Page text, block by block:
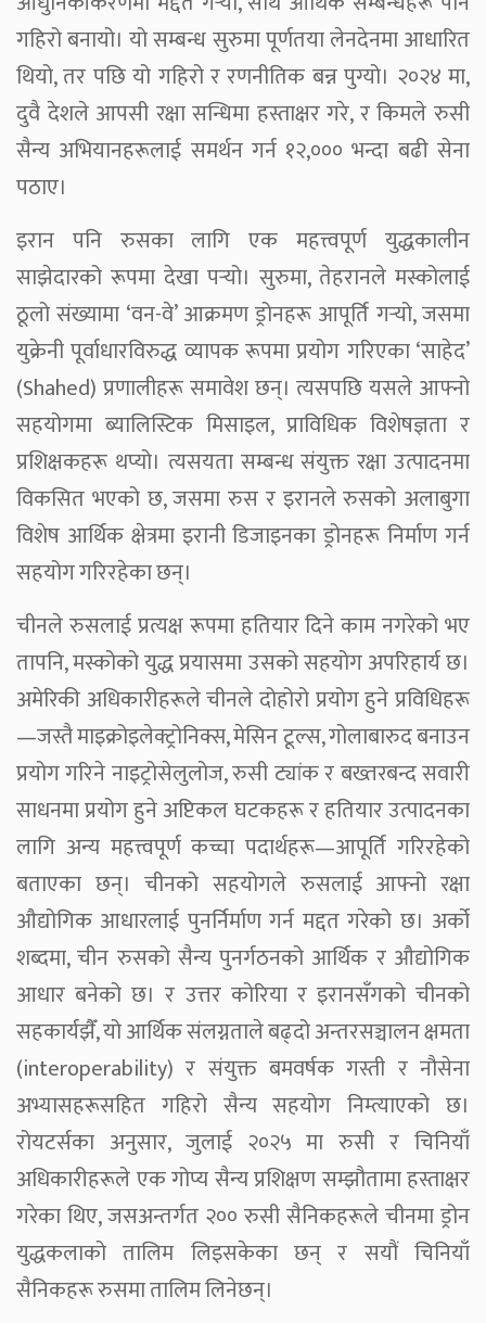
गहिरो बनायो। यो सम्बन्ध सुरुमा पूर्णतया लेनदेनमा आधारित
थियो, तर पछि यो गहिरो र रणनीतिक बन्न पुग्यो। २०२४ मा,
दुवै देशले आपसी रक्षा सन्धिमा हस्ताक्षर गरे, र किमले रुसी
सैन्य अभियानहरूलाई समर्थन गर्न १२,००० भन्दा बढी सेना
पठाए।
इरान पनि रुसका लागि एक महत्त्वपूर्ण युद्धकालीन
साझेदारको रूपमा देखा पर्‍यो। सुरुमा, तेहरानले मस्कोलाई
ठूलो संख्यामा ‘वन-वे’ आक्रमण ड्रोनहरू आपूर्ति गर्‍यो, जसमा
युक्रेनी पूर्वाधारविरुद्ध व्यापक रूपमा प्रयोग गरिएका ‘साहेद’
(Shahed) प्रणालीहरू समावेश छन्। त्यसपछि यसले आफ्नो
सहयोगमा ब्यालिस्टिक मिसाइल, प्राविधिक विशेषज्ञता र
प्रशिक्षकहरू थप्यो। त्यसयता सम्बन्ध संयुक्त रक्षा उत्पादनमा
विकसित भएको छ, जसमा रुस र इरानले रुसको अलाबुगा
विशेष आर्थिक क्षेत्रमा इरानी डिजाइनका ड्रोनहरू निर्माण गर्न
सहयोग गरिरहेका छन्।
चीनले रुसलाई प्रत्यक्ष रूपमा हतियार दिने काम नगरेको भए
तापनि, मस्कोको युद्ध प्रयासमा उसको सहयोग अपरिहार्य छ।
अमेरिकी अधिकारीहरूले चीनले दोहोरो प्रयोग हुने प्रविधिहरू
—जस्तै माइक्रोइलेक्ट्रोनिक्स, मेसिन टूल्स, गोलाबारुद बनाउन
प्रयोग गरिने नाइट्रोसेलुलोज, रुसी ट्यांक र बख्तरबन्द सवारी
साधनमा प्रयोग हुने अप्टिकल घटकहरू र हतियार उत्पादनका
लागि अन्य महत्त्वपूर्ण कच्चा पदार्थहरू—आपूर्ति गरिरहेको
बताएका छन्। चीनको सहयोगले रुसलाई आफ्नो रक्षा
औद्योगिक आधारलाई पुनर्निर्माण गर्न मद्दत गरेको छ। अर्को
शब्दमा, चीन रुसको सैन्य पुनर्गठनको आर्थिक र औद्योगिक
आधार बनेको छ। र उत्तर कोरिया र इरानसँगको चीनको
सहकार्यझैँ, यो आर्थिक संलग्नताले बढ्दो अन्तरसञ्चालन क्षमता
(interoperability) र संयुक्त बमवर्षक गस्ती र नौसेना
अभ्यासहरूसहित गहिरो सैन्य सहयोग निम्त्याएको छ।
रोयटर्सका अनुसार, जुलाई २०२५ मा रुसी र चिनियाँ
अधिकारीहरूले एक गोप्य सैन्य प्रशिक्षण सम्झौतामा हस्ताक्षर
गरेका थिए, जसअन्तर्गत २०० रुसी सैनिकहरूले चीनमा ड्रोन
युद्धकलाको तालिम लिइसकेका छन् र सयौं चिनियाँ
सैनिकहरू रुसमा तालिम लिनेछन्।